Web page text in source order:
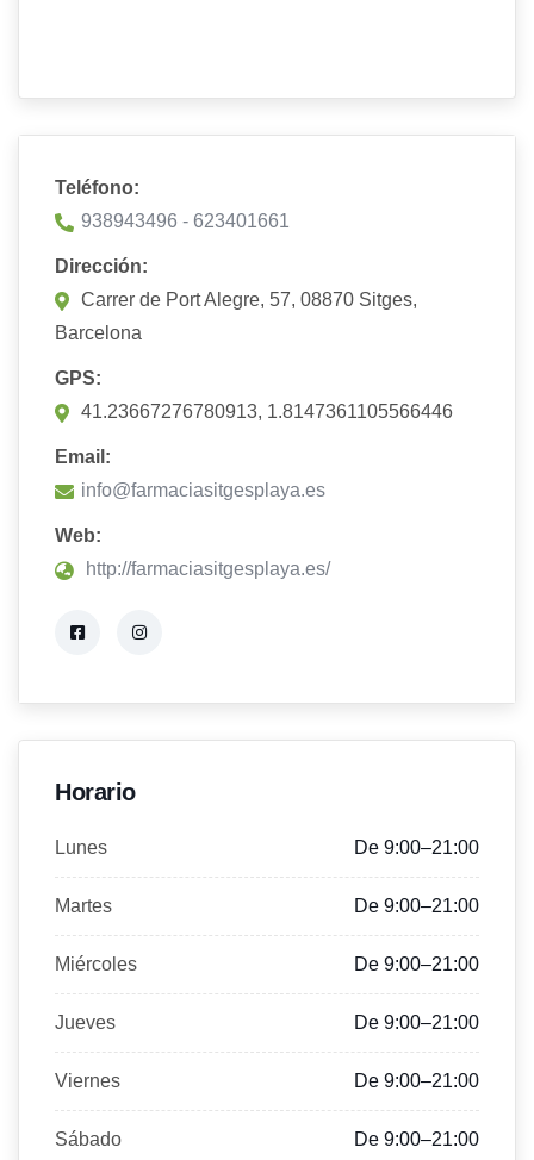
Teléfono:
938943496 - 623401661
Dirección:
Carrer de Port Alegre, 57, 08870 Sitges,
Barcelona
GPS:
41.23667276780913, 1.8147361105566446
Email:
info@farmaciasitgesplaya.es
Web:
http://farmaciasitgesplaya.es/
Horario
Lunes De 9:00–21:00
Martes De 9:00–21:00
Miércoles De 9:00–21:00
Jueves De 9:00–21:00
Viernes De 9:00–21:00
Sábado De 9:00–21:00